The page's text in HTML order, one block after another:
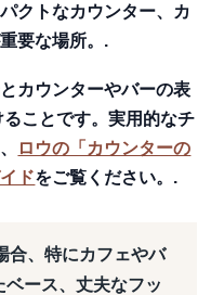
クトなカウンター、カ
要な場所。.
カウンターやバーの表
ることです。実用的なチ
ロウの「カウンターの
ドをご覧ください。.
合、特にカフェやバ
ース、丈夫なフッ